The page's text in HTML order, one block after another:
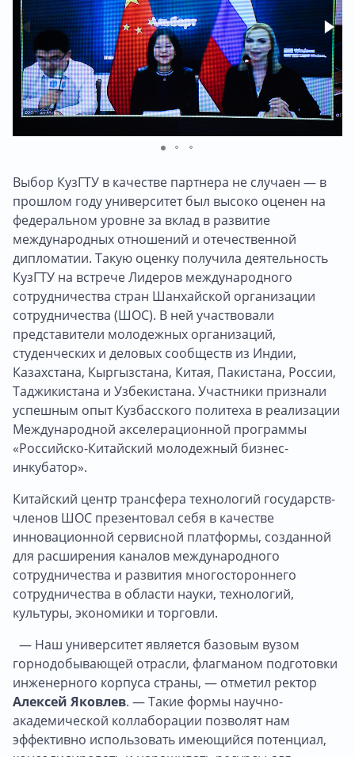
Выбор КузГТУ в качестве партнера не случаен — в
прошлом году университет был высоко оценен на
федеральном уровне за вклад в развитие
международных отношений и отечественной
дипломатии. Такую оценку получила деятельность
КузГТУ на встрече Лидеров международного
сотрудничества стран Шанхайской организации
сотрудничества (ШОС). В ней участвовали
представители молодежных организаций,
студенческих и деловых сообществ из Индии,
Казахстана, Кыргызстана, Китая, Пакистана, России,
Таджикистана и Узбекистана. Участники признали
успешным опыт Кузбасского политеха в реализации
Международной акселерационной программы
«Российско-Китайский молодежный бизнес-
инкубатор».
Китайский центр трансфера технологий государств-
членов ШОС презентовал себя в качестве
инновационной сервисной платформы, созданной
для расширения каналов международного
сотрудничества и развития многостороннего
сотрудничества в области науки, технологий,
культуры, экономики и торговли.
— Наш университет является базовым вузом
горнодобывающей отрасли, флагманом подготовки
инженерного корпуса страны, — отметил ректор
Алексей Яковлев. — Такие формы научно-
академической коллаборации позволят нам
эффективно использовать имеющийся потенциал,